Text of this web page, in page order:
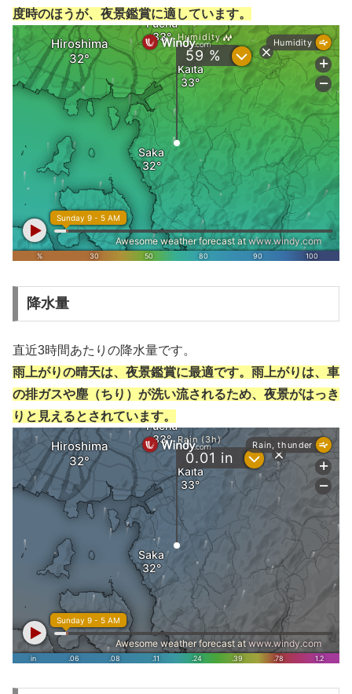
度時のほうが、夜景鑑賞に適しています。
降水量
直近3時間あたりの降水量です。
雨上がりの晴天は、夜景鑑賞に最適です。雨上がりは、車
の排ガスや塵（ちり）が洗い流されるため、夜景がはっき
りと見えるとされています。